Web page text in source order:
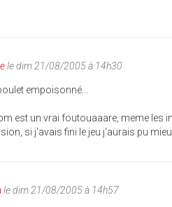
le dim 21/08/2005 à 14h30
empoisonné...
est un vrai foutouaaare, meme
si j'avais fini le jeu j'aurais pu
le dim 21/08/2005 à 14h57